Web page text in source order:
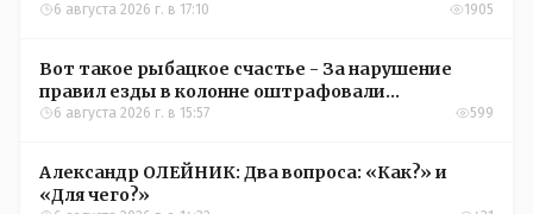
6 августа 2026 г. в 17:10 1905
Вот такое рыбацкое счастье - За нарушение
правил езды в колонне оштрафовали
участников соревнований в Аркалыке
6 августа 2026 г. в 15:57 599
Александр ОЛЕЙНИК: Два вопроса: «Как?» и
«Для чего?»